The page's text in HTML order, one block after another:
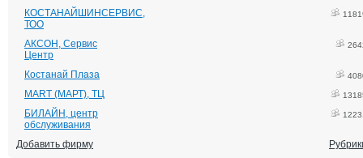
КОСТАНАЙШИНСЕРВИС,
ТОО
АКСОН, Сервис
Центр
Костанай Плаза
MART (МАРТ), ТЦ
БИЛАЙН, центр
обслуживания
Добавить фирму